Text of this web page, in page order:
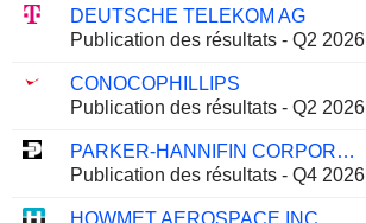
DEUTSCHE TELEKOM AG
Publication des résultats - Q2 2026
CONOCOPHILLIPS
Publication des résultats - Q2 2026
PARKER-HANNIFIN CORPORATION
Publication des résultats - Q4 2026
HOWMET AEROSPACE INC.